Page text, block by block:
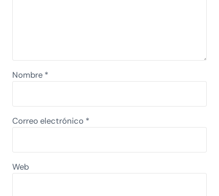
Nombre *
Correo electrónico *
Web